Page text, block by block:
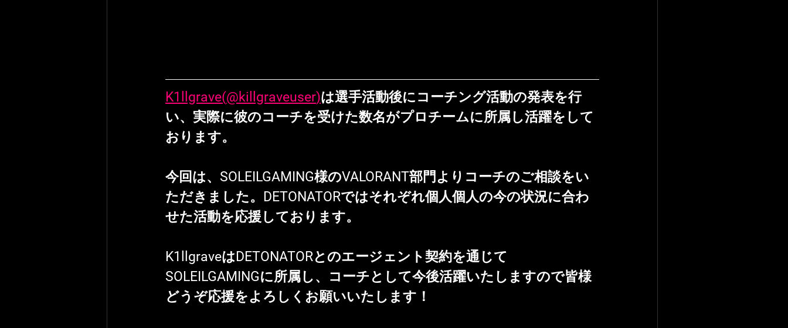
K1llgrave(@killgraveuser)は選手活動後にコーチング活動の発表を行
い、実際に彼のコーチを受けた数名がプロチームに所属し活躍をして
おります。
今回は、 SOLEILGAMING様のVALORANT部門よりコーチのご相談をい
ただきました。DETONATORではそれぞれ個人個人の今の状況に合わ
せた活動を応援しております。
K1llgraveはDETONATORとのエージェント契約を通じて
SOLEILGAMINGに所属し、コーチとして今後活躍いたしますので皆様
どうぞ応援をよろしくお願いいたします！